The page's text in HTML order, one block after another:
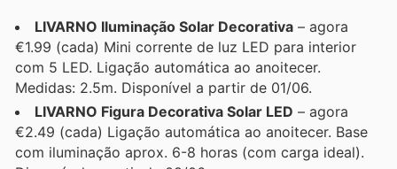
LIVARNO Iluminação Solar Decorativa – agora
€1.99 (cada) Mini corrente de luz LED para interior
com 5 LED. Ligação automática ao anoitecer.
Medidas: 2.5m. Disponível a partir de 01/06.
LIVARNO Figura Decorativa Solar LED – agora
€2.49 (cada) Ligação automática ao anoitecer. Base
com iluminação aprox. 6-8 horas (com carga ideal).